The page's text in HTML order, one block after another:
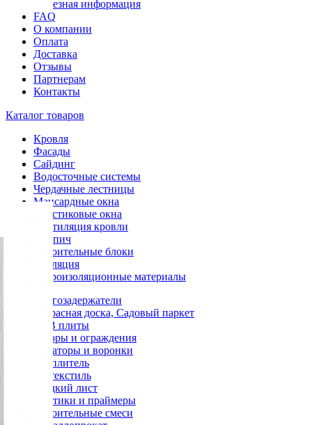
Полезная информация
FAQ
О компании
Оплата
Доставка
Отзывы
Партнерам
Контакты
Каталог товаров
Кровля
Фасады
Сайдинг
Водосточные системы
Чердачные лестницы
Мансардные окна
Пластиковые окна
Вентиляция кровли
Кирпич
Строительные блоки
Изоляция
Гидроизоляционные материалы
Снегозадержатели
Террасная доска, Садовый паркет
OSB плиты
Заборы и ограждения
Аэраторы и воронки
Утеплитель
Геотекстиль
Гладкий лист
Мастики и праймеры
Строительные смеси